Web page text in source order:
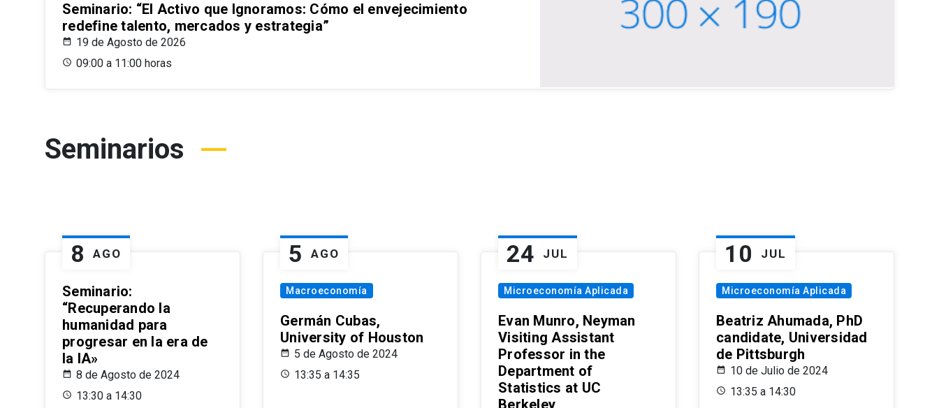
Seminario: “El Activo que Ignoramos: Cómo el envejecimiento
redefine talento, mercados y estrategia”
19 de Agosto de 2026
09:00 a 11:00 horas
Seminarios
8 AGO
Seminario:
“Recuperando la
humanidad para
progresar en la era de
la IA»
8 de Agosto de 2024
13:30 a 14:30
5 AGO
Macroeconomía
Germán Cubas,
University of Houston
5 de Agosto de 2024
13:35 a 14:35
24 JUL
Microeconomía Aplicada
Evan Munro, Neyman
Visiting Assistant
Professor in the
Department of
Statistics at UC
10 JUL
Microeconomía Aplicada
Beatriz Ahumada, PhD
candidate, Universidad
de Pittsburgh
10 de Julio de 2024
13:35 a 14:30